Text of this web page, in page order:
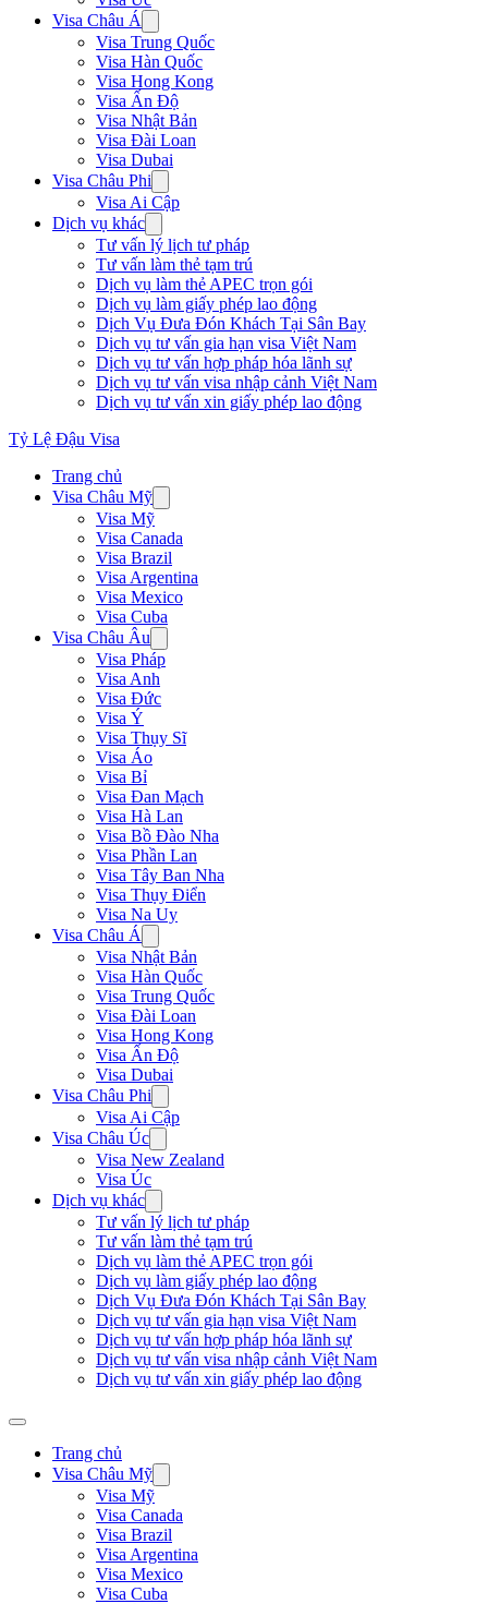
Visa Châu Á
Visa Trung Quốc
Visa Hàn Quốc
Visa Hong Kong
Visa Ấn Độ
Visa Nhật Bản
Visa Đài Loan
Visa Dubai
Visa Châu Phi
Visa Ai Cập
Dịch vụ khác
Tư vấn lý lịch tư pháp
Tư vấn làm thẻ tạm trú
Dịch vụ làm thẻ APEC trọn gói
Dịch vụ làm giấy phép lao động
Dịch Vụ Đưa Đón Khách Tại Sân Bay
Dịch vụ tư vấn gia hạn visa Việt Nam
Dịch vụ tư vấn hợp pháp hóa lãnh sự
Dịch vụ tư vấn visa nhập cảnh Việt Nam
Dịch vụ tư vấn xin giấy phép lao động
Tỷ Lệ Đậu Visa
Trang chủ
Visa Châu Mỹ
Visa Mỹ
Visa Canada
Visa Brazil
Visa Argentina
Visa Mexico
Visa Cuba
Visa Châu Âu
Visa Pháp
Visa Anh
Visa Đức
Visa Ý
Visa Thụy Sĩ
Visa Áo
Visa Bỉ
Visa Đan Mạch
Visa Hà Lan
Visa Bồ Đào Nha
Visa Phần Lan
Visa Tây Ban Nha
Visa Thụy Điển
Visa Na Uy
Visa Châu Á
Visa Nhật Bản
Visa Hàn Quốc
Visa Trung Quốc
Visa Đài Loan
Visa Hong Kong
Visa Ấn Độ
Visa Dubai
Visa Châu Phi
Visa Ai Cập
Visa Châu Úc
Visa New Zealand
Visa Úc
Dịch vụ khác
Tư vấn lý lịch tư pháp
Tư vấn làm thẻ tạm trú
Dịch vụ làm thẻ APEC trọn gói
Dịch vụ làm giấy phép lao động
Dịch Vụ Đưa Đón Khách Tại Sân Bay
Dịch vụ tư vấn gia hạn visa Việt Nam
Dịch vụ tư vấn hợp pháp hóa lãnh sự
Dịch vụ tư vấn visa nhập cảnh Việt Nam
Dịch vụ tư vấn xin giấy phép lao động
Trang chủ
Visa Châu Mỹ
Visa Mỹ
Visa Canada
Visa Brazil
Visa Argentina
Visa Mexico
Visa Cuba